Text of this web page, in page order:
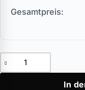
Gesamtpreis:
Doppelzylinder ASSA
In